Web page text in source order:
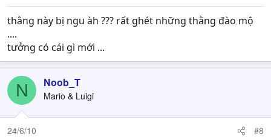
thằng này bị ngu àh ??? rất ghét những thằng đào mộ
....
tưởng có cái gì mới ...
N Noob_T
Mario & Luigi
24/6/10 #8